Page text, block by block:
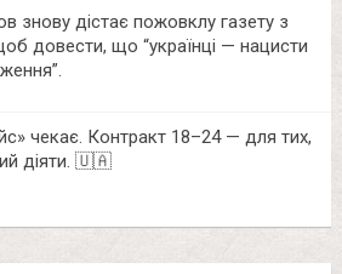
знову дістає пожовклу газету з
довести, що “українці — нацисти
чекає. Контракт 18–24 — для тих,
діяти. 🇺🇦